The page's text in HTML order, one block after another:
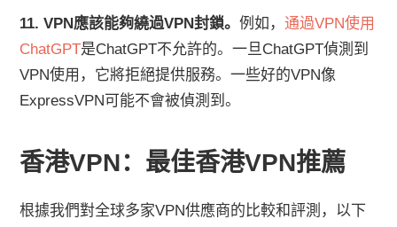
11. VPN應該能夠繞過VPN封鎖。 例如， 通過VPN使用
ChatGPT是ChatGPT不允許的。一旦ChatGPT偵測到
VPN使用，它將拒絕提供服務。一些好的VPN像
ExpressVPN可能不會被偵測到。
香港VPN：最佳香港VPN推薦
根據我們對全球多家VPN供應商的比較和評測，以下